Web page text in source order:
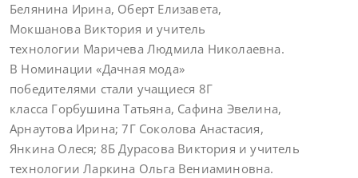
Белянина Ирина, Оберт Елизавета,
Мокшанова Виктория и учитель
технологии Маричева Людмила Николаевна.
В Номинации «Дачная мода»
победителями стали учащиеся 8Г
класса Горбушина Татьяна, Сафина Эвелина,
Арнаутова Ирина; 7Г Соколова Анастасия,
Янкина Олеся; 8Б Дурасова Виктория и учитель
технологии Ларкина Ольга Вениаминовна.